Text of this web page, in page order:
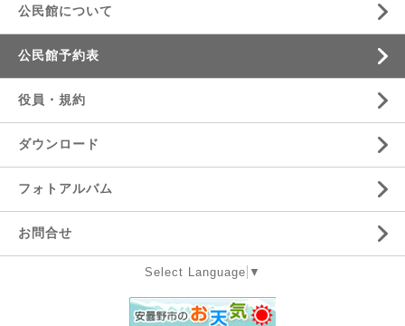
公民館について
公民館予約表
役員・規約
ダウンロード
フォトアルバム
お問合せ
Select Language ▼